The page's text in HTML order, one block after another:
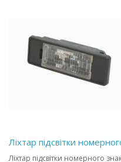
Ліхтар підсвітки
Ліхтар підсвітки номерного